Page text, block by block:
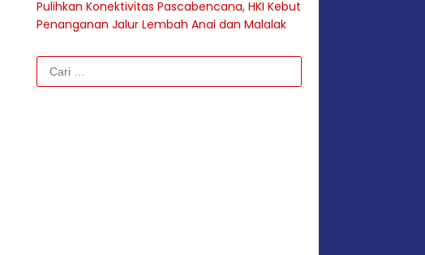
Pulihkan Konektivitas Pascabencana, HKI Kebut
Penanganan Jalur Lembah Anai dan Malalak
Cari
untuk: